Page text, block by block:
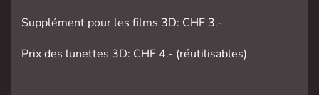
Supplément pour les films 3D: CHF 3.-
Prix des lunettes 3D: CHF 4.- (réutilisables)